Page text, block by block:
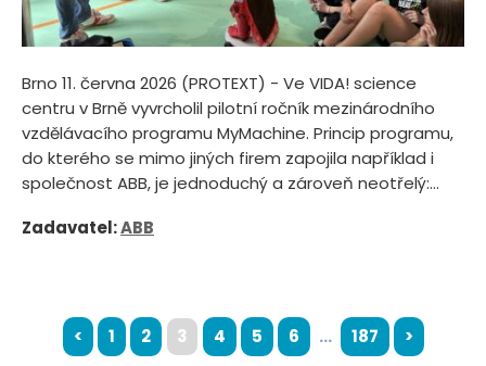
Brno 11. června 2026 (PROTEXT) - Ve VIDA! science
centru v Brně vyvrcholil pilotní ročník mezinárodního
vzdělávacího programu MyMachine. Princip programu,
do kterého se mimo jiných firem zapojila například i
společnost ABB, je jednoduchý a zároveň neotřelý:...
Zadavatel:ABB
< 1 2 3 4 5 6 ... 187 >